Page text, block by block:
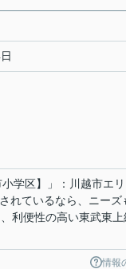
学区】」：川越市エ
れているなら、ニーズ
利便性の高い東武東上
情報